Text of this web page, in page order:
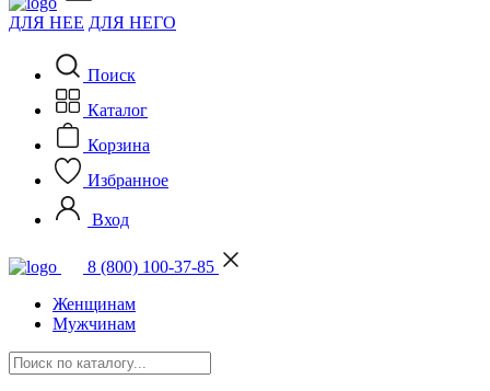
ДЛЯ НЕЕ ДЛЯ НЕГО
Поиск
Каталог
Корзина
Избранное
Вход
8 (800) 100-37-85
Женщинам
Мужчинам